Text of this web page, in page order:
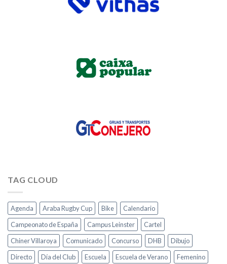
TAG CLOUD
Agenda Araba Rugby Cup Bike
Calendario
Campeonato de España
Campus Leinster
Cartel
Chiner Villaroya
Comunicado Concurso DHB
Dibujo
Directo
Día del Club Escuela Escuela de Verano
Femenino